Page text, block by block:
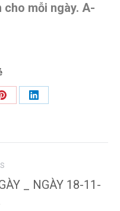
cho mỗi ngày. A-
Share
Share
_ NGÀY 18-11-